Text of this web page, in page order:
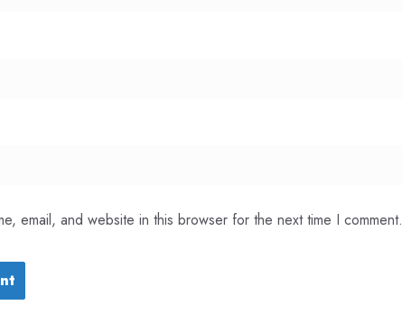
email, and website in this browser for the next time I comment.